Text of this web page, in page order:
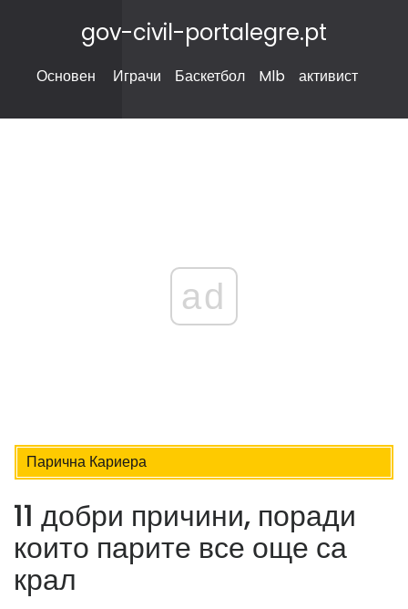
gov-civil-portalegre.pt
Основен Играчи Баскетбол Mlb активист
ad
Парична Кариера
11 добри причини, поради
които парите все още са
крал